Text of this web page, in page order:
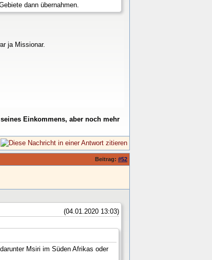
dann übernahmen.
ja Missionar.
Einkommens, aber noch mehr
Beitrag: #52
(04.01.2020 13:03)
Msiri im Süden Afrikas oder